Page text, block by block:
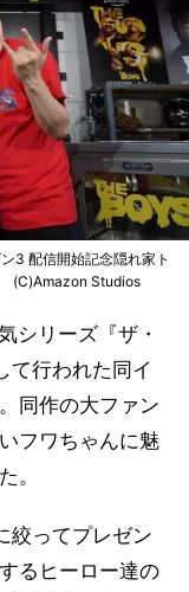
3 配信開始記念隠れ家ト
(C)Amazon Studios
シリーズ『ザ・
て行われた同イ
同作の大ファン
フワちゃんに魅
。
絞ってプレゼン
るヒーロー達の